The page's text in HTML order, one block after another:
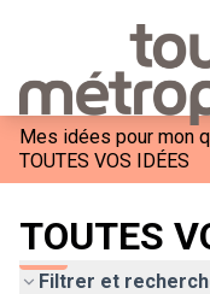
Mes idées pour mon
TOUTES VOS IDÉES
TOUTES
Filtrer et